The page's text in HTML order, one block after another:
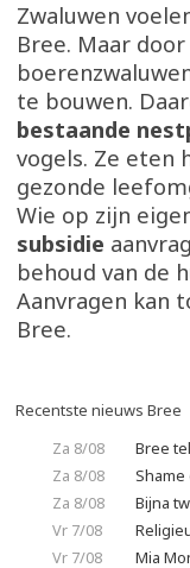
Zwaluwen
Bree. Maar
te bouwen.
bestaande
vogels. Ze eten
gezonde
Wie op zijn
subsidie
behoud van de
Aanvragen kan
Bree.
Recentste nieuws Bree
Za 8/08
Bree
Za 8/08
Shame
Za 8/08
Bijna
Vr 7/08
Vr 7/08
Mia